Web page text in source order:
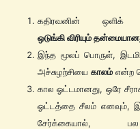
கதிரவனின் ஒளிக்
ஒடுங்கி விரியும்
இந்த மூலப் பொருள்,
அச்சுழற்சியை காலம்என்ற
கால ஓட்டமானது, ஒரே
ஓட்டத்தை சீலம் எனவும்,
சேர்க்கையால், பல